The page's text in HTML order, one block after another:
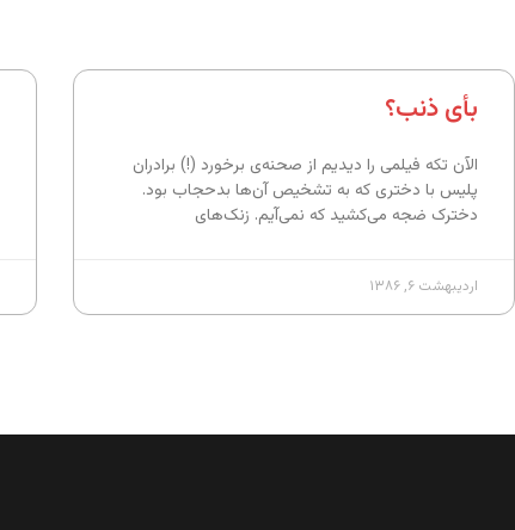
بأی ذنب؟
الآن تکه فیلمی را دیدیم از صحنه‌ی برخورد (!) برادران
پلیس با دختری که به تشخیص آن‌ها بدحجاب بود.
دخترک ضجه می‌کشید که نمی‌آیم. زنک‌های
اردیبهشت ۶, ۱۳۸۶